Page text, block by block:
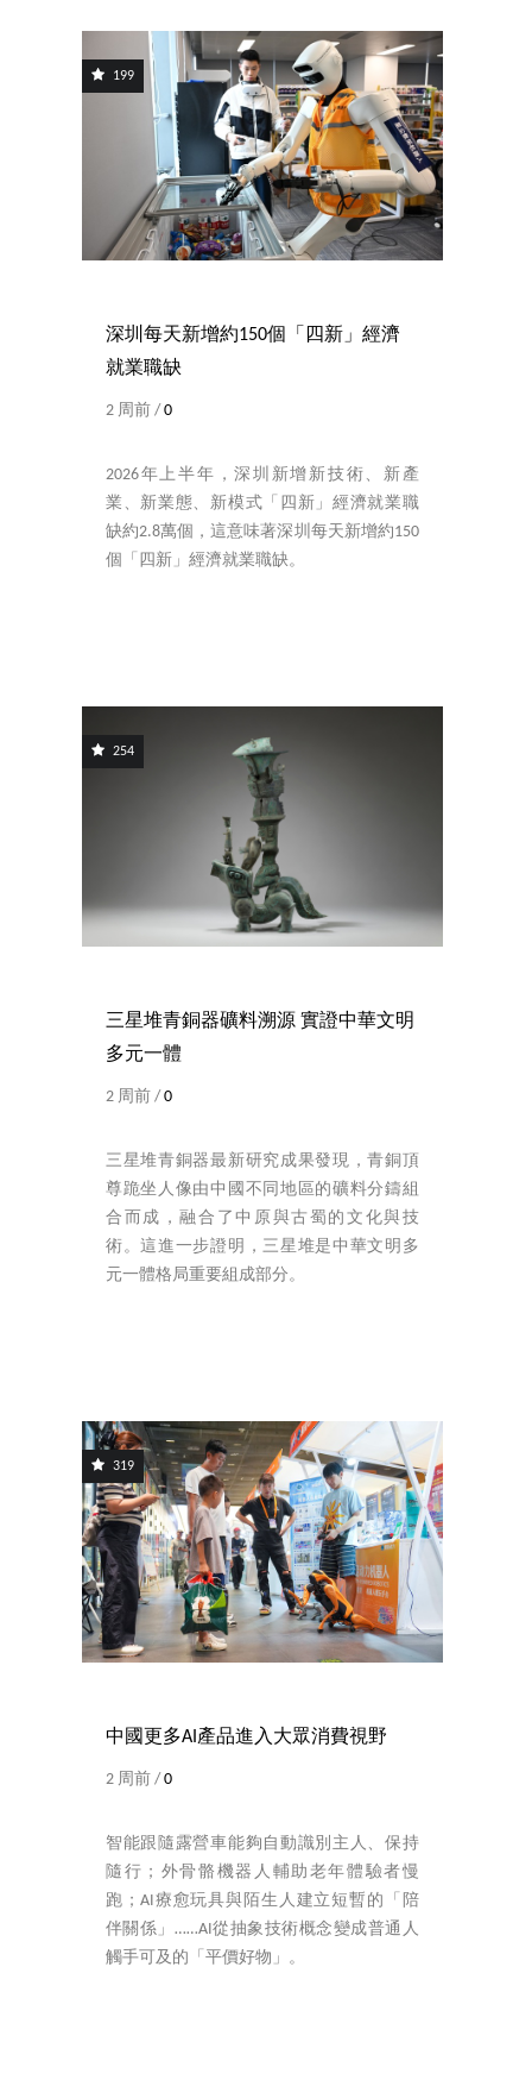
199
深圳每天新增約150個「四新」經濟
就業職缺
2 周前 / 0
2026年上半年，深圳新增新技術、新產
業、新業態、新模式「四新」經濟就業職
缺約2.8萬個，這意味著深圳每天新增約150
個「四新」經濟就業職缺。
254
三星堆青銅器礦料溯源 實證中華文明
多元一體
2 周前 / 0
三星堆青銅器最新研究成果發現，青銅頂
尊跪坐人像由中國不同地區的礦料分鑄組
合而成，融合了中原與古蜀的文化與技
術。這進一步證明，三星堆是中華文明多
元一體格局重要組成部分。
319
中國更多AI產品進入大眾消費視野
2 周前 / 0
智能跟隨露營車能夠自動識別主人、保持
隨行；外骨骼機器人輔助老年體驗者慢
跑；AI療愈玩具與陌生人建立短暫的「陪
伴關係」……AI從抽象技術概念變成普通人
觸手可及的「平價好物」。